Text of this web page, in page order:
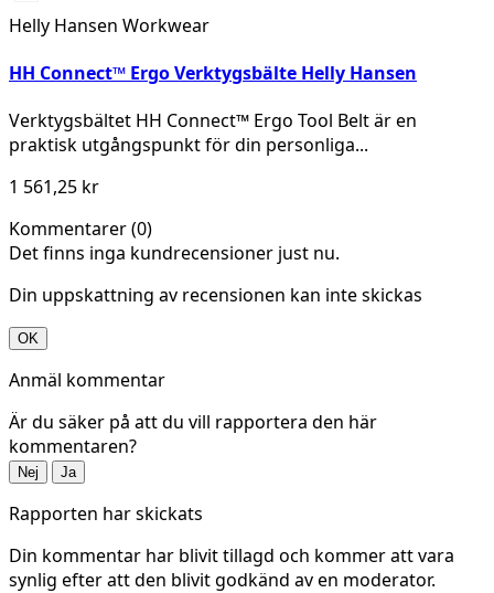
BLACK
Helly Hansen Workwear
HH Connect™ Ergo Verktygsbälte Helly Hansen
Verktygsbältet HH Connect™ Ergo Tool Belt är en
praktisk utgångspunkt för din personliga...
1 561,25 kr
Kommentarer (0)
Det finns inga kundrecensioner just nu.
Din uppskattning av recensionen kan inte skickas
OK
Anmäl kommentar
Är du säker på att du vill rapportera den här
kommentaren?
Nej Ja
Rapporten har skickats
Din kommentar har blivit tillagd och kommer att vara
synlig efter att den blivit godkänd av en moderator.